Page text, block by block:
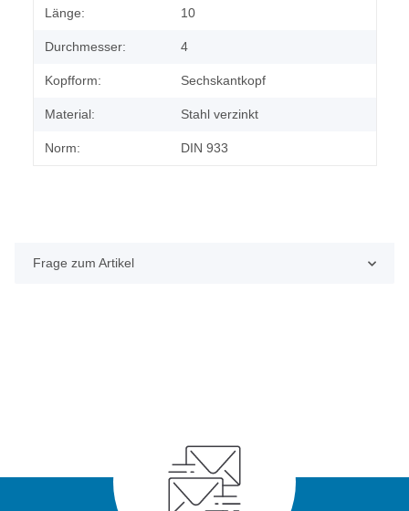
Länge: 10
Durchmesser: 4
Kopfform: Sechskantkopf
Material: Stahl verzinkt
Norm: DIN 933
Frage zum Artikel